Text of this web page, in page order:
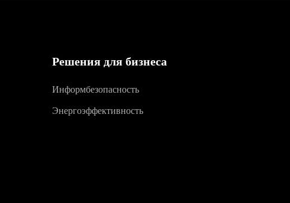
Решения для бизнеса
Информбезопасность
Энергоэффективность